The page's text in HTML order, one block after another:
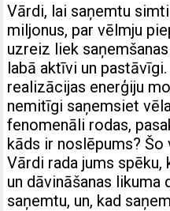
Vārdi, lai saņemtu
miljonus, par vēlmju
uzreiz liek
labā aktīvi un
realizācijas enerģiju
nemitīgi saņemsiet
fenomenāli rodas,
kāds ir noslēpums? Šo
Vārdi rada jums
un dāvināšanas likuma
saņemtu, un, kad